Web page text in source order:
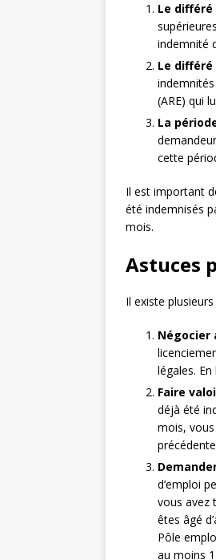
Le différé
indemnité
Le
(ARE) qui
La
cette
Il est important
été indemnisés
mois.
Astuces
Il existe
Négocier
légales.
Faire
déjà été
mois,
d’emploi
vous avez
êtes âgé
Pôle
au moins